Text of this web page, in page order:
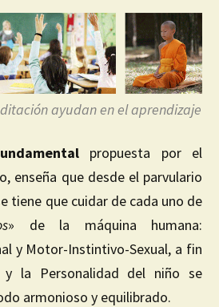
ayudan en el aprendizaje
propuesta por el
enseña que desde el parvulario
tiene que cuidar de cada uno de
» de la máquina humana:
y Motor-Instintivo-Sexual, a fin
la Personalidad del niño se
armonioso y equilibrado.